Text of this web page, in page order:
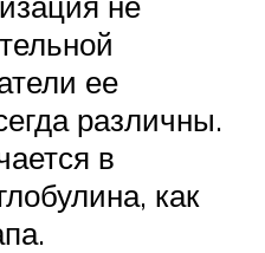
ее
различны.
в
как